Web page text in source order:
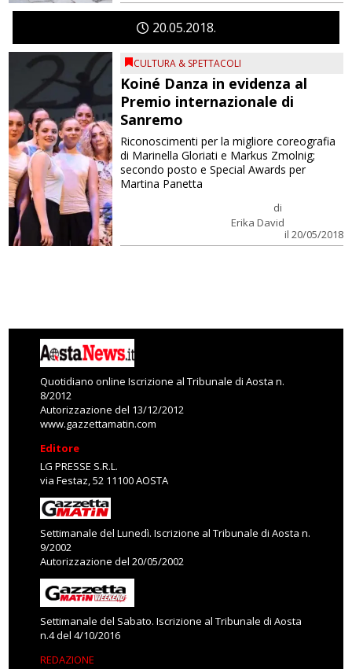
2005 2018
CULTURA & SPETTACOLI
Koiné Danza in evidenza al
Premio internazionale di
Sanremo
di
Erika David
il 20/05/2018
Riconoscimenti per la migliore coreografia
di Marinella Gloriati e Markus Zmolnig;
secondo posto e Special Awards per
Martina Panetta
Quotidiano online Iscrizione al Tribunale di Aosta n.
8/2012
Autorizzazione del 13/12/2012
www.gazzettamatin.com
Editore
LG PRESSE S.R.L.
via Festaz, 52 11100 AOSTA
Settimanale del Lunedì. Iscrizione al Tribunale di Aosta n.
9/2002
Autorizzazione del 20/05/2002
Settimanale del Sabato. Iscrizione al Tribunale di Aosta
n.4 del 4/10/2016
REDAZIONE